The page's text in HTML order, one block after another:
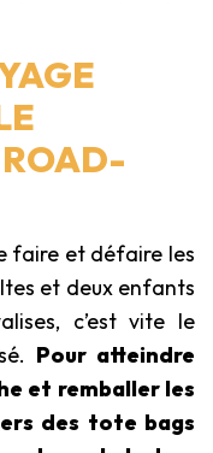
faire et défaire les
et deux enfants
c’est vite le
Pour atteindre
et remballer les
des tote bags